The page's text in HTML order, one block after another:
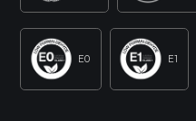
E0 E1